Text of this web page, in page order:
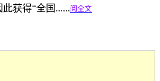
获得“全国......阅全文